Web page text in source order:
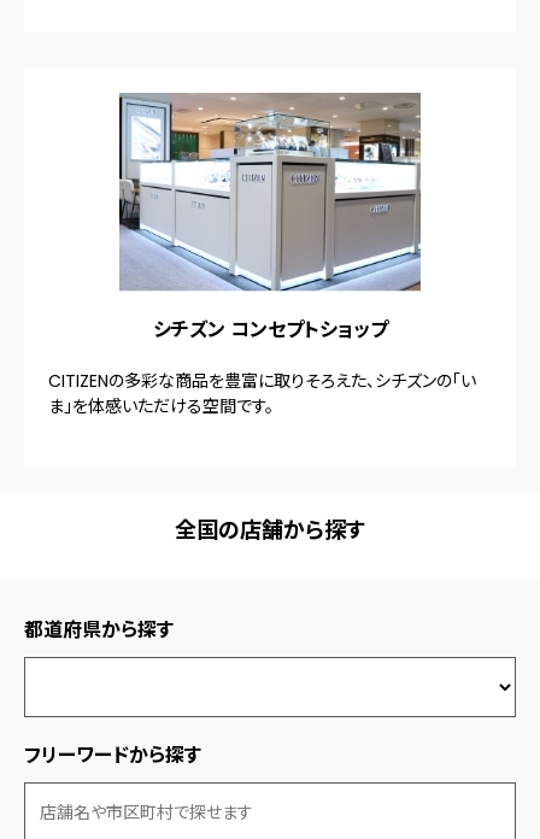
シチズン コンセプトショップ
CITIZENの多彩な商品を豊富に取りそろえた、シチズンの「い
ま」を体感いただける空間です。
全国の店舗から探す
都道府県から探す
フリーワードから探す